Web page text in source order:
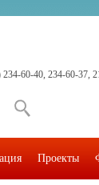
234-60-40, 234-60-37,
Проекты